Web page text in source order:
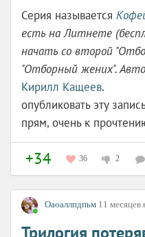
Серия называется
есть на Литнете
начать со второй
"Отборный жених".
Кирилл Кащеев.
опубликовать эту
прям, очень к
+34 36 2
Оаоаллпдпьм 11 месяцев